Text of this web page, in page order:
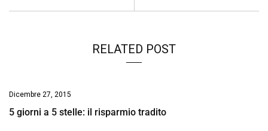
RELATED POST
Dicembre 27, 2015
5 giorni a 5 stelle: il risparmio tradito